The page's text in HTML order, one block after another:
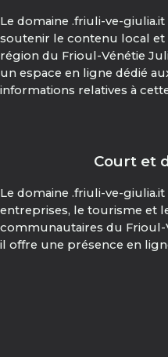
Le domaine .friuli-ve-
soutenir le contenu local et
région du Frioul-Vénétie
un espace en ligne dédié
informations relatives à
Court et
Le domaine .friuli-ve-
entreprises, le tourisme et
communautaires du Frioul-
il offre une présence en